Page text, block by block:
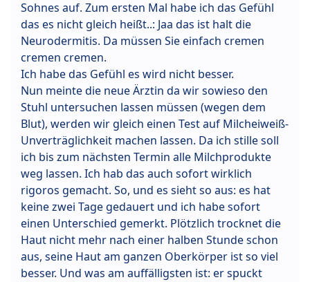
Sohnes auf. Zum ersten Mal habe ich das Gefühl
das es nicht gleich heißt..: Jaa das ist halt die
Neurodermitis. Da müssen Sie einfach cremen
cremen cremen.
Ich habe das Gefühl es wird nicht besser.
Nun meinte die neue Ärztin da wir sowieso den
Stuhl untersuchen lassen müssen (wegen dem
Blut), werden wir gleich einen Test auf Milcheiweiß-
Unverträglichkeit machen lassen. Da ich stille soll
ich bis zum nächsten Termin alle Milchprodukte
weg lassen. Ich hab das auch sofort wirklich
rigoros gemacht. So, und es sieht so aus: es hat
keine zwei Tage gedauert und ich habe sofort
einen Unterschied gemerkt. Plötzlich trocknet die
Haut nicht mehr nach einer halben Stunde schon
aus, seine Haut am ganzen Oberkörper ist so viel
besser. Und was am auffälligsten ist: er spuckt